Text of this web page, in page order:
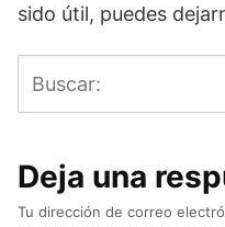
sido útil, puedes
Deja una
Tu dirección de correo